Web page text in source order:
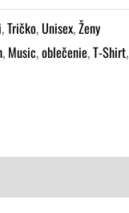
,Tričko,Unisex,Ženy
, Music,oblečenie,T-Shirt,